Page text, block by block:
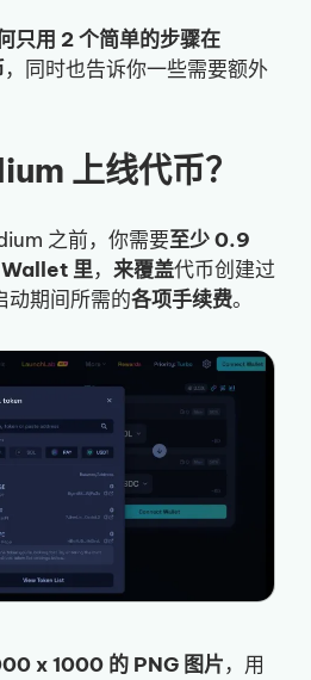
只用 2 个简单的步骤在
，同时也告诉你一些需要额外
上线代币？
之前，你需要至少 0.9
里， 来覆盖代币创建过
期间所需的各项手续费。
x 1000 的 PNG 图片，用